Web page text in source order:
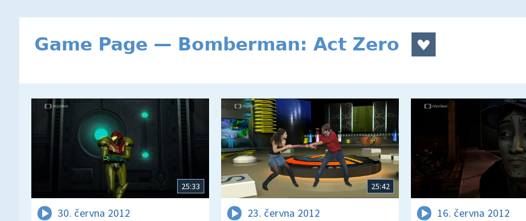
Game Page — Bomberman: Act Zero
25:33
30. června 2012
25:42
23. června 2012 16. června 2012